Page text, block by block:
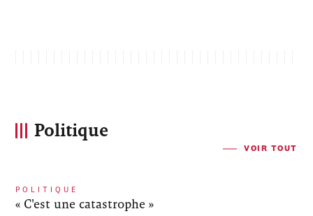
Politique
VOIR TOUT
POLITIQUE
« C'est une catastrophe »